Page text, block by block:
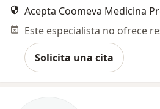
Acepta Coomeva Medicina
Solicita una cita